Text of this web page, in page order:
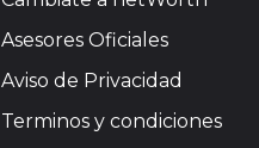
Asesores Oficiales
Aviso de Privacidad
Terminos y condiciones